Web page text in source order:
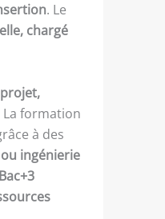
. Le
chargé
La formation
à des
ingénierie
Bac+3